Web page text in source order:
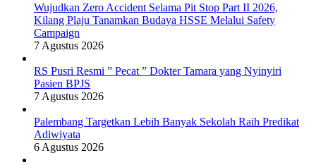
Wujudkan Zero Accident Selama Pit Stop Part II 2026,
Kilang Plaju Tanamkan Budaya HSSE Melalui Safety
Campaign
7 Agustus 2026
RS Pusri Resmi ” Pecat ” Dokter Tamara yang Nyinyiri
Pasien BPJS
7 Agustus 2026
Palembang Targetkan Lebih Banyak Sekolah Raih Predikat
Adiwiyata
6 Agustus 2026